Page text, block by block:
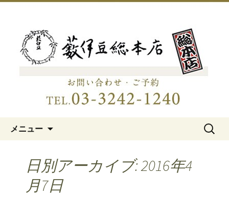
日本橋の老舗蕎麦屋「藪伊豆総
本店」
メニュー
検
日別アーカイブ: 2016年4
月7日